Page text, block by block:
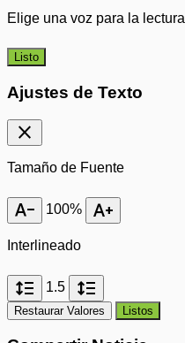
Elige una voz para la lectura
Listo
Ajustes de Texto
close
Tamaño de Fuente
text_decrease 100% text_increase
Interlineado
format_line_spacing 1.5 format_line_spacing
Restaurar Valores Listos